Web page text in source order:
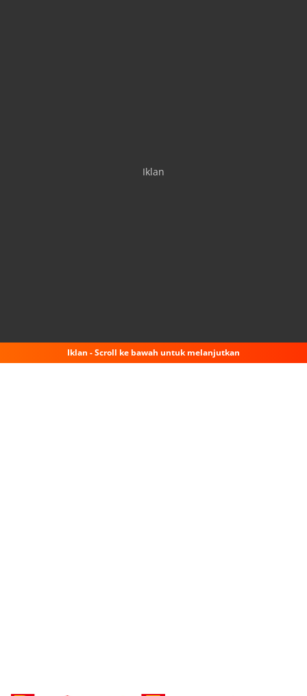
Iklan
Iklan - Scroll ke bawah untuk melanjutkan